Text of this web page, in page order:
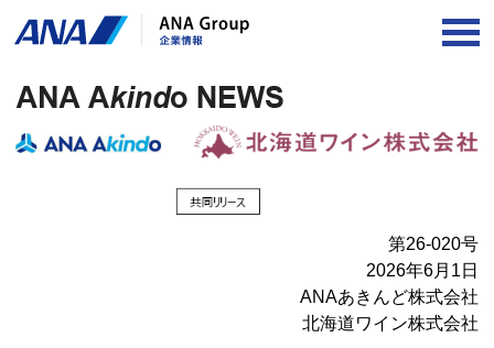
第26-020号
2026年6月1日
ANAあきんど株式会社
北海道ワイン株式会社